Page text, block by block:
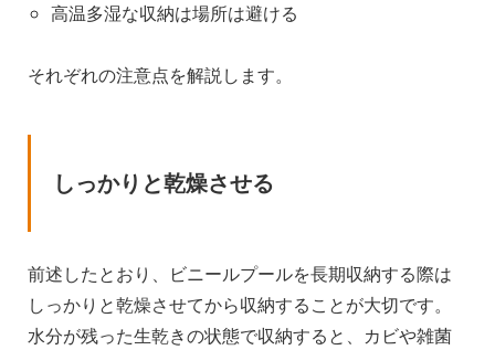
高温多湿な収納は場所は避ける
それぞれの注意点を解説します。
しっかりと乾燥させる
前述したとおり、ビニールプールを長期収納する際は
しっかりと乾燥させてから収納することが大切です。
水分が残った生乾きの状態で収納すると、カビや雑菌